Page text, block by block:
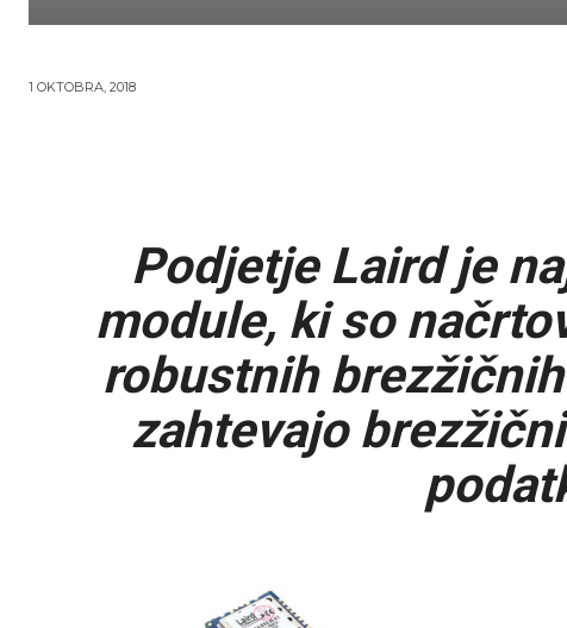
1 OKTOBRA, 2018
Podjetje Laird je
module, ki so
robustnih
zahtevajo